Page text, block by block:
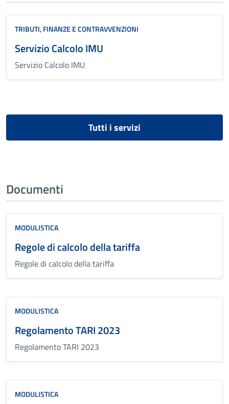
TRIBUTI, FINANZE E CONTRAVVENZIONI
Servizio Calcolo IMU
Servizio Calcolo IMU
Tutti i servizi
Documenti
MODULISTICA
Regole di calcolo della tariffa
Regole di calcolo della tariffa
MODULISTICA
Regolamento TARI 2023
Regolamento TARI 2023
MODULISTICA